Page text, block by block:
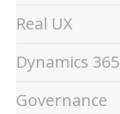
Real UX
Dynamics 365
Governance